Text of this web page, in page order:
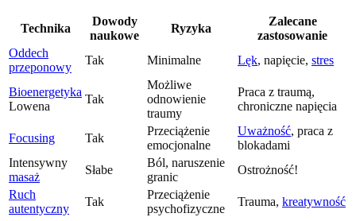
Technika
Dowody
naukowe
Ryzyka
Zalecane
zastosowanie
Oddech
przeponowy
Tak Minimalne Lęk, napięcie, stres
Bioenergetyka
Lowena
Tak
Możliwe
odnowienie
traumy
Praca z traumą,
chroniczne napięcia
Focusing Tak
Przeciążenie
emocjonalne
Uważność, praca z
blokadami
Intensywny
masaż
Słabe
Ból, naruszenie
granic
Ostrożność!
Ruch
autentyczny
Tak
Przeciążenie
psychofizyczne
Trauma, kreatywność